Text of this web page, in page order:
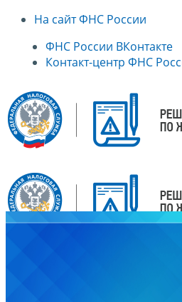
На сайт ФНС России
ФНС России ВКонтакте
Контакт-центр ФНС